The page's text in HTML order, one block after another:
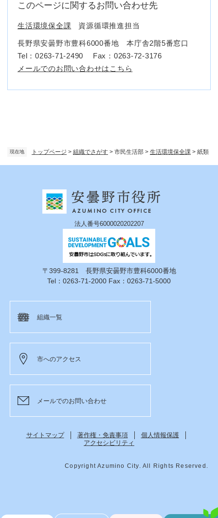
現在地 トップページ > 組織でさがす > 市民生活部 > 生活環境保全課 > 紙類
このページに関するお問い合わせ先
生活環境保全課 資源循環推進担当
長野県安曇野市豊科6000番地 本庁舎2階5番窓口
Tel：0263-71-2490
Fax：0263-72-3176
メールでのお問い合わせはこちら
法人番号6000020202207
〒399-8281 長野県安曇野市豊科6000番地
Tel：0263-71-2000 Fax：0263-71-5000
組織一覧
市へのアクセス
メールでのお問い合わせ
サイトマップ 著作権・免責事項
個人情報保護
アクセシビリティ
Copyright Azumino City. All Rights Reserved.